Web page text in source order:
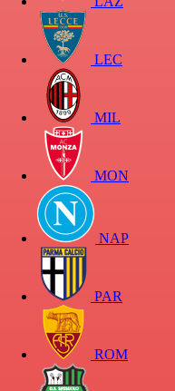
LEC
MIL
MON
NAP
PAR
ROM